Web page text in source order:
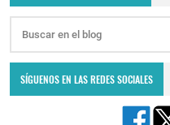
SÍGUENOS EN LAS REDES SOCIALES